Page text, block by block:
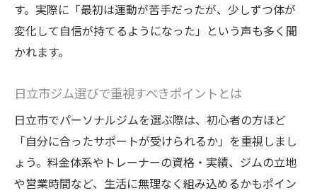
ダイエット失敗を活かすためのジム選び方
初心者が再び挑戦できるダイエットサポー
日立市パーソナルジムで続く習慣化のコツ
ダイエット習慣を定着させるジム活用法
目標達成を叶えるパーソナルトレーナーの
選び方
す。実際に「最初は運動が苦手だったが、少しずつ体が
変化して自信が持てるようになった」という声も多く聞
かれます。
日立市ジム選びで重視すべきポイントとは
日立市でパーソナルジムを選ぶ際は、初心者の方ほど
「自分に合ったサポートが受けられるか」を重視しまし
ょう。料金体系やトレーナーの資格・実績、ジムの立地
や営業時間など、生活に無理なく組み込めるかもポイン